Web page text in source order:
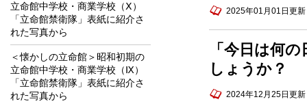
2025年01月01日更新
「今日は何
しょうか？
2024年12月25日更新
立命館中学校・商業学校（Ⅹ）
「立命館禁衛隊」表紙に紹介さ
れた写真から
＜懐かしの立命館＞昭和初期の
立命館中学校・商業学校（Ⅸ）
「立命館禁衛隊」表紙に紹介さ
れた写真から